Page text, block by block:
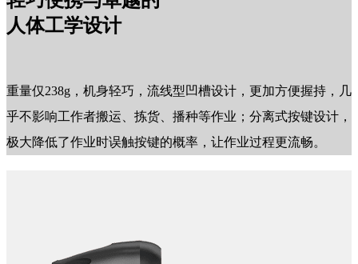
人体工学设计
重量仅238g，机身轻巧，流线型凹槽设计，更加方便握持，几
乎不影响工作者搬运、拣货、播种等作业；分离式按键设计，
极大降低了作业时误触按键的概率，让作业过程更流畅。